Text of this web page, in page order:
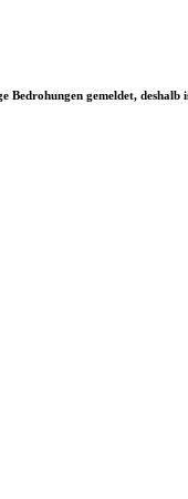
gemeldet, deshalb